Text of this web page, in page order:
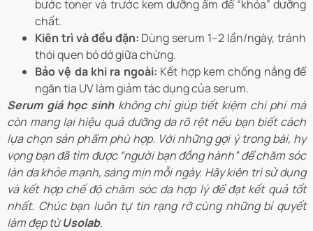
bước toner và trước kem dưỡng ẩm để “khóa” dưỡng
chất.
Kiên trì và đều đặn: Dùng serum 1–2 lần/ngày, tránh
thói quen bỏ dở giữa chừng.
Bảo vệ da khi ra ngoài: Kết hợp kem chống nắng để
ngăn tia UV làm giảm tác dụng của serum.
Serum giá học sinhkhông chỉ giúp tiết kiệm chi phí mà
còn mang lại hiệu quả dưỡng da rõ rệt nếu bạn biết cách
lựa chọn sản phẩm phù hợp. Với những gợi ý trong bài, hy
vọng bạn đã tìm được “người bạn đồng hành” để chăm sóc
làn da khỏe mạnh, sáng mịn mỗi ngày. Hãy kiên trì sử dụng
và kết hợp chế độ chăm sóc da hợp lý để đạt kết quả tốt
nhất. Chúc bạn luôn tự tin rạng rỡ cùng những bí quyết
làm đẹp từUsolab.